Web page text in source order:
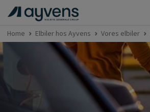
Home Elbiler hos Ayvens Vores elbiler